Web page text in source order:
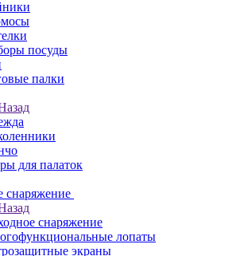
посуды
палки
для палаток
снаряжение
снаряжение
лопаты
экраны